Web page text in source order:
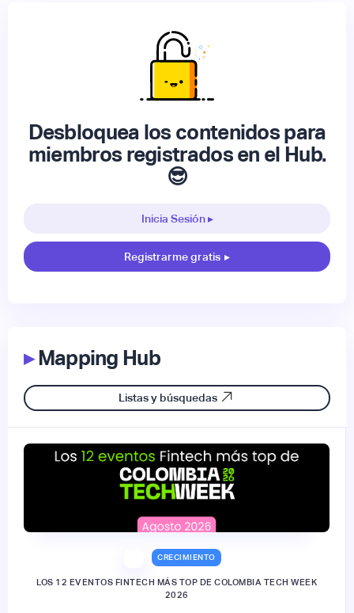
Desbloquea los contenidos para
miembros registrados en el Hub.
😎
Inicia Sesión ▸
Registrarme gratis ▸
▸Mapping Hub
Listas y búsquedas
CRECIMIENTO
LOS 12 EVENTOS FINTECH MÁS TOP DE COLOMBIA TECH WEEK
2026